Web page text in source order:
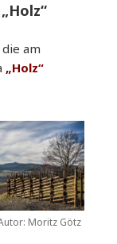
am
„Holz“
Moritz Götz